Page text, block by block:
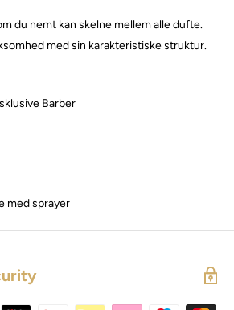
du nemt kan skelne mellem alle dufte.
med sin karakteristiske struktur.
Barber
med sprayer